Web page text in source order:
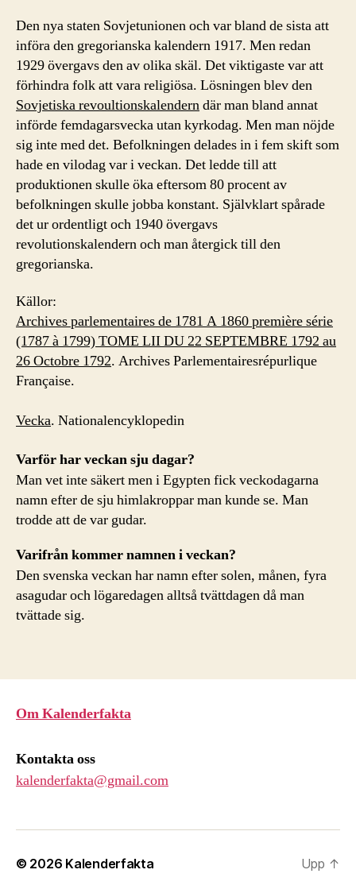
Den nya staten Sovjetunionen och var bland de sista att
införa den gregorianska kalendern 1917. Men redan
1929 övergavs den av olika skäl. Det viktigaste var att
förhindra folk att vara religiösa. Lösningen blev den
Sovjetiska revoultionskalenderndär man bland annat
införde femdagarsvecka utan kyrkodag. Men man nöjde
sig inte med det. Befolkningen delades in i fem skift som
hade en vilodag var i veckan. Det ledde till att
produktionen skulle öka eftersom 80 procent av
befolkningen skulle jobba konstant. Självklart spårade
det ur ordentligt och 1940 övergavs
revolutionskalendern och man återgick till den
gregorianska.
Källor:
Archives parlementaires de 1781 A 1860 première série
(1787 à 1799) TOME LII DU 22 SEPTEMBRE 1792 au
26 Octobre 1792. Archives Parlementairesrépurlique
Française.
Vecka. Nationalencyklopedin
Varför har veckan sju dagar?
Man vet inte säkert men i Egypten fick veckodagarna
namn efter de sju himlakroppar man kunde se. Man
trodde att de var gudar.
Varifrån kommer namnen i veckan?
Den svenska veckan har namn efter solen, månen, fyra
asagudar och lögaredagen alltså tvättdagen då man
tvättade sig.
Om Kalenderfakta
Kontakta oss
kalenderfakta@gmail.com
© 2026 Kalenderfakta Upp ↑